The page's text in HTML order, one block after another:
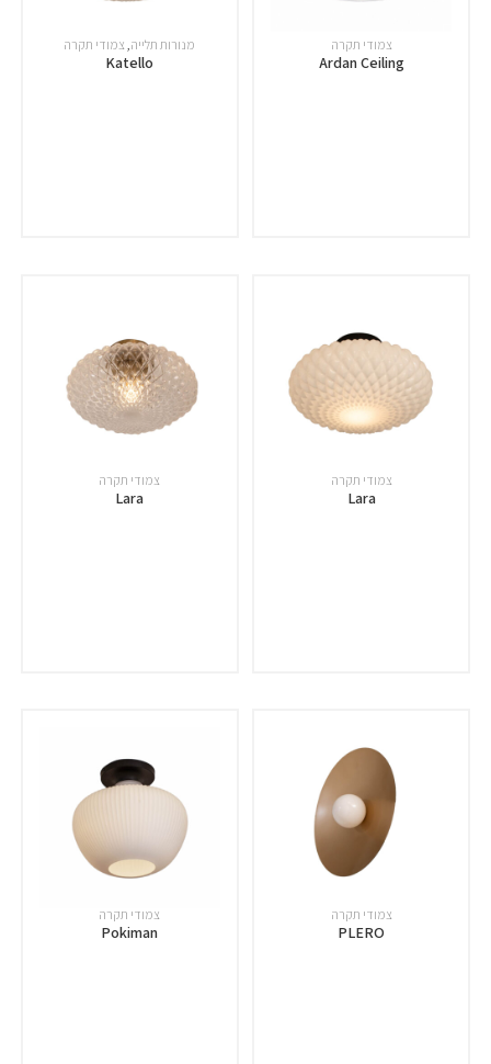
צמודי תקרה
Ardan Ceiling
מנורות תלייה,צמודי תקרה
Katello
צמודי תקרה
Lara
צמודי תקרה
Lara
צמודי תקרה
PLERO
צמודי תקרה
Pokiman